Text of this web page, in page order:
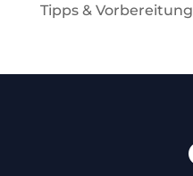
Tipps & Vorbereitung